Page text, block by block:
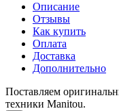
Описание
Отзывы
Как купить
Оплата
Доставка
Дополнительно
Поставляем
техники Manitou.